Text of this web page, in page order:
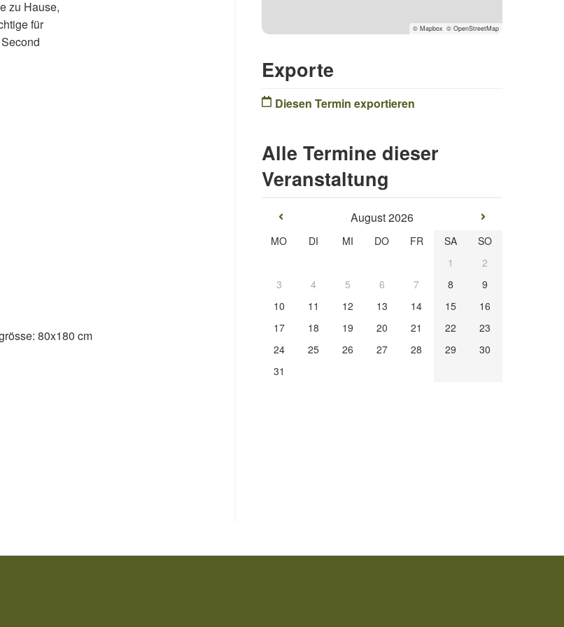
zu Hause,
für
Link)
80x180 cm
© Mapbox © OpenStreetMap
Exporte
Diesen Termin exportieren
Alle Termine dieser
Veranstaltung
August 2026
MO DI MI DO FR SA
SO
1
2
3
4 5 6 7 8
9
10
11 12 13 14 15
16
17
18 19 20 21 22
23
24
25 26 27 28 29
30
31